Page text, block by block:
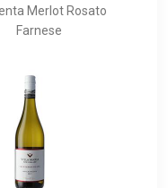
Merlot Rosato
Farnese